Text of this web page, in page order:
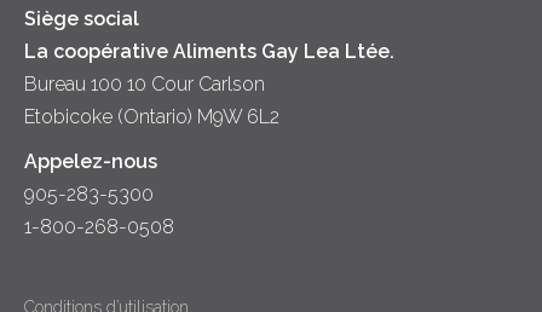
Siège social
La coopérative Aliments Gay Lea Ltée.
Bureau 100 10 Cour Carlson
Etobicoke (Ontario) M9W 6L2
Appelez-nous
905-283-5300
1-800-268-0508
Conditions d’utilisation